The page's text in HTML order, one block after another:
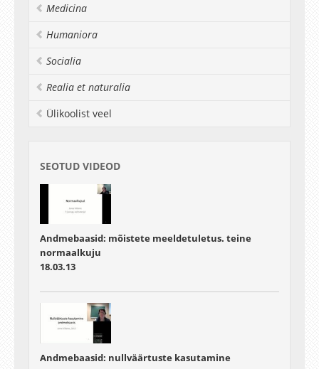
Medicina
Humaniora
Socialia
Realia et naturalia
Ülikoolist veel
SEOTUD VIDEOD
Andmebaasid: mõistete meeldetuletus. teine
normaalkuju
18.03.13
Andmebaasid: nullväärtuste kasutamine